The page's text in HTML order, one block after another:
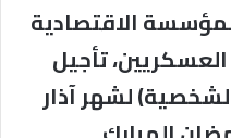
الاقتصادية
تأجيل
لشهر آذار